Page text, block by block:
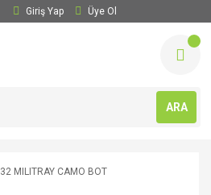
Giriş Yap Üye Ol
ARA